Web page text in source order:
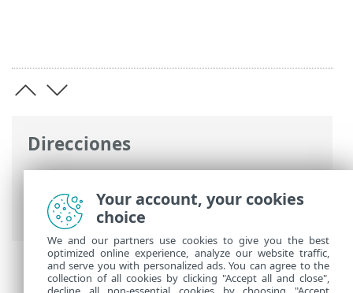
Direcciones
Ayuda en línea de ESET>ESET Server
Security for Linux>Configuración>
Motor de detección
> Análisis remoto
Your account, your cookies
choice
We and our partners use cookies to give you the best
optimized online experience, analyze our website traffic,
and serve you with personalized ads. You can agree to the
collection of all cookies by clicking "Accept all and close",